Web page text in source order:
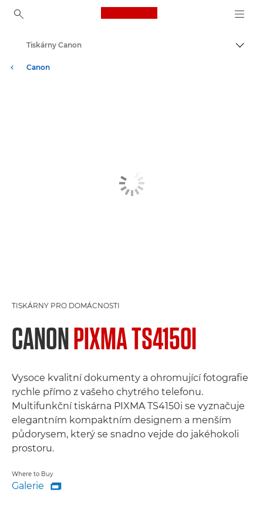
Canon Logo, back to
Canon
Tiskárny Canon
TISKÁRNY PRO DOMÁCNOSTI
CANONPIXMA TS4150I
Vysoce kvalitní dokumenty a ohromující fotografie
rychle přímo z vašeho chytrého telefonu.
Multifunkční tiskárna PIXMA TS4150i se vyznačuje
elegantním kompaktním designem a menším
půdorysem, který se snadno vejde do jakéhokoli
prostoru.
Where to Buy
Galerie
Galerie
